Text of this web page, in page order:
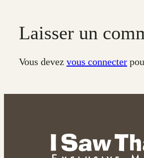
Laisser un
Vous devez vous connecter